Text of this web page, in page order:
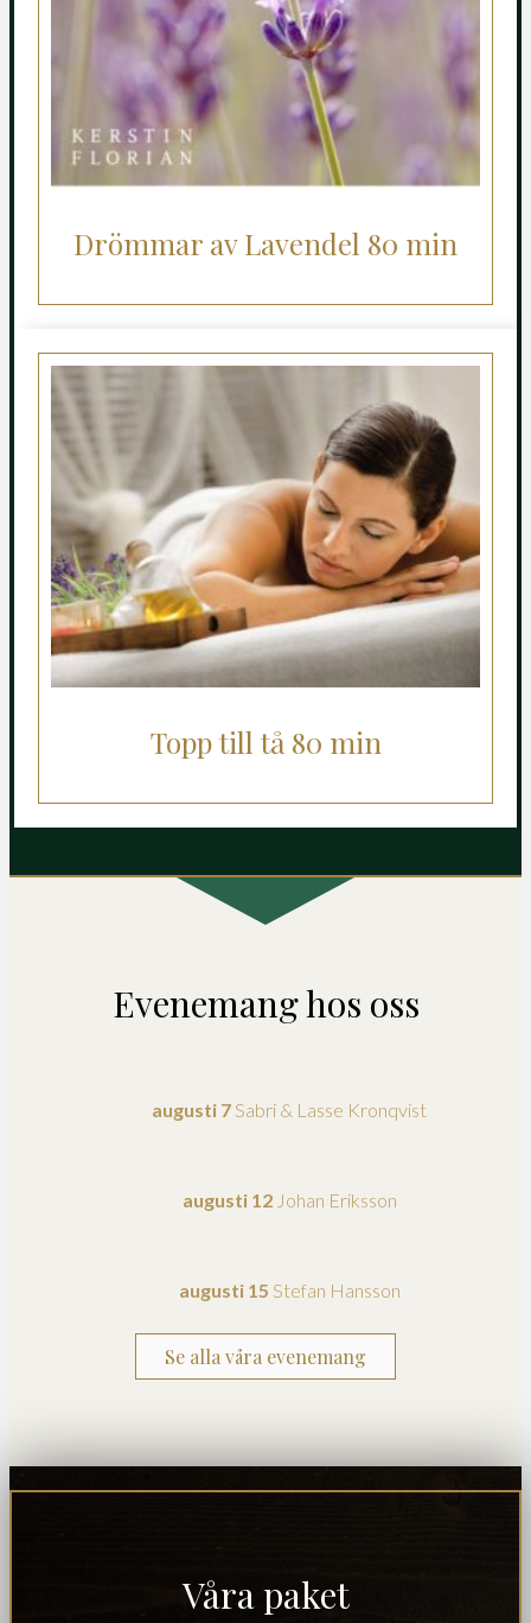
Drömmar av Lavendel 80 min
Topp till tå 80 min
Evenemang hos oss
augusti 7Sabri & Lasse Kronqvist
augusti 12Johan Eriksson
augusti 15 Stefan Hansson
Se alla våra evenemang
Våra paket